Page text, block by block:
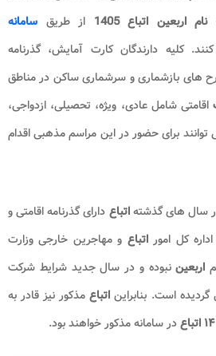
ناماربعین اتباع 1405​ از طریق سامانه
کنند. کلیه دارندگان کارت آمایش، گذرنامه
های بازشماری و سرشماری ساکن در مناطق
اقامتی شامل عادی، ویژه، تحصیلی، ازدواجی،
توانند برای حضور در این مراسم مذهبی اقدام
سال های گذشتهاتباع دارای گذرنامه اقامتی و
کل اموراتباع و مهاجرین خارجی وزارت
اربعیننبوده و در سال جدید شرایط شرکت
است. بنابراین اتباع مذکور نیز قادر به
در سامانه مذکور خواهند بود.